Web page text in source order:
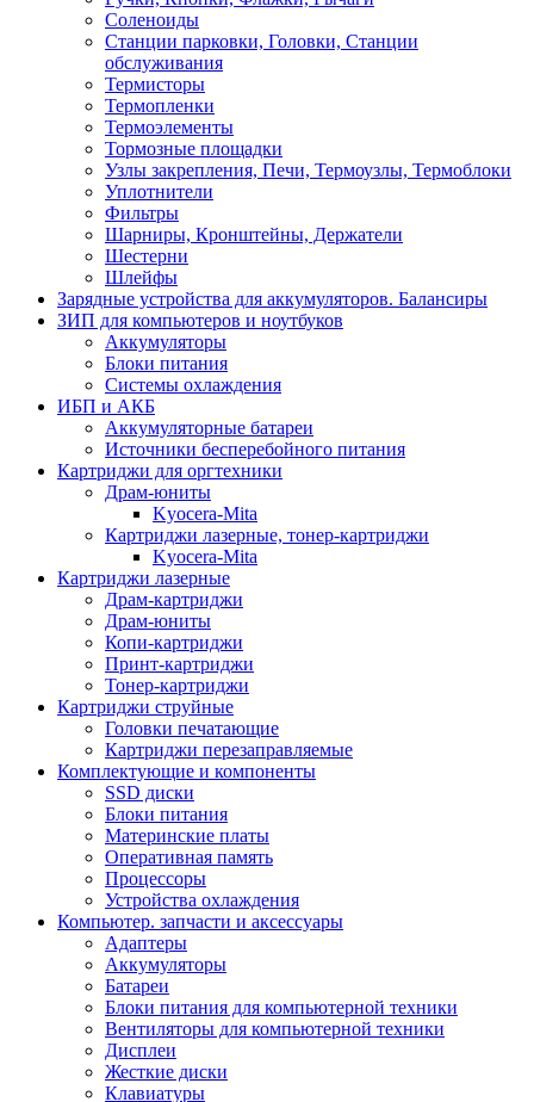
Соленоиды
Станции парковки, Головки, Станции
обслуживания
Термисторы
Термопленки
Термоэлементы
Тормозные площадки
Узлы закрепления, Печи, Термоузлы, Термоблоки
Уплотнители
Фильтры
Шарниры, Кронштейны, Держатели
Шестерни
Шлейфы
Зарядные устройства для аккумуляторов. Балансиры
ЗИП для компьютеров и ноутбуков
Аккумуляторы
Блоки питания
Системы охлаждения
ИБП и АКБ
Аккумуляторные батареи
Источники бесперебойного питания
Картриджи для оргтехники
Драм-юниты
Kyocera-Mita
Картриджи лазерные, тонер-картриджи
Kyocera-Mita
Картриджи лазерные
Драм-картриджи
Драм-юниты
Копи-картриджи
Принт-картриджи
Тонер-картриджи
Картриджи струйные
Головки печатающие
Картриджи перезаправляемые
Комплектующие и компоненты
SSD диски
Блоки питания
Материнские платы
Оперативная память
Процессоры
Устройства охлаждения
Компьютер. запчасти и аксессуары
Адаптеры
Аккумуляторы
Батареи
Блоки питания для компьютерной техники
Вентиляторы для компьютерной техники
Дисплеи
Жесткие диски
Клавиатуры